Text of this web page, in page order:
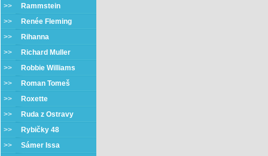
>>
Rammstein
>>
Renée Fleming
>>
Rihanna
>>
Richard Muller
>>
Robbie Williams
>>
Roman Tomeš
>>
Roxette
>>
Ruda z Ostravy
>>
Rybičky 48
>> Sámer Issa